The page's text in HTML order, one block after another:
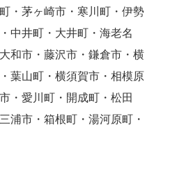
・茅ヶ崎市・寒川町・伊勢
中井町・大井町・海老名
和市・藤沢市・鎌倉市・横
葉山町・横須賀市・相模原
・愛川町・開成町・松田
浦市・箱根町・湯河原町・